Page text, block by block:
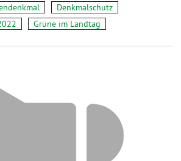
Denkmalschutz
Grüne im Landtag